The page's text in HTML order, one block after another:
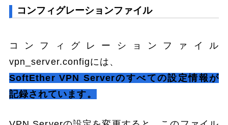
コンフィグレーションファイル
コンフィグレーションファイル
vpn_server.configには、
SoftEther VPN Serverのすべての設定情報が
記録されています。